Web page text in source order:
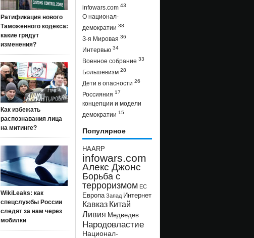
Ратификация нового
Таможенного кодекса:
какие грядут
изменения?
Как избежать
распознавания лица
на митинге?
WikiLeaks: как
спецслужбы России
следят за нам через
мобилки
infowars.com 43
О национал-
демократии 38
З-я Мировая 36
Интервью 34
Военное собрание 33
Большевизм 28
Дети в опасности 26
Россияния 17
концепции и модели
демократии 15
Популярное
HAARP
infowars.com
Алекс Джонс
Борьба с
терроризмом ЕС
Европа Запад Интернет
Кавказ Китай
Ливия Медведев
Народовластие
Национал-